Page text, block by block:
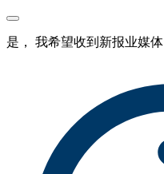
是， 我希望收到新报业媒体